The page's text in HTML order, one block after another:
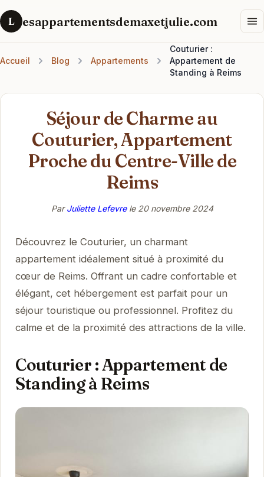
L esappartementsdemaxetjulie.com
Accueil Blog Appartements
Couturier :
Appartement de
Standing à Reims
Séjour de Charme au
Couturier, Appartement
Proche du Centre-Ville de
Reims
ParJuliette Lefevrele 20 novembre 2024
Découvrez le Couturier, un charmant
appartement idéalement situé à proximité du
cœur de Reims. Offrant un cadre confortable et
élégant, cet hébergement est parfait pour un
séjour touristique ou professionnel. Profitez du
calme et de la proximité des attractions de la ville.
Couturier : Appartement de
Standing à Reims